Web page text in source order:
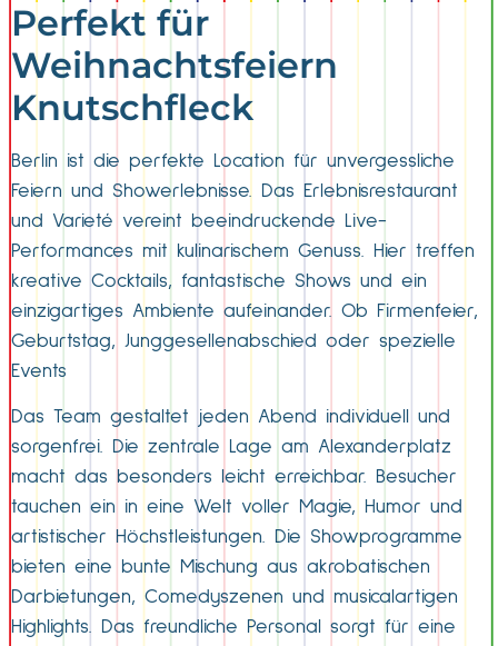
Perfekt für
Weihnachtsfeiern
Knutschfleck
Berlin ist die perfekte Location für unvergessliche
Feiern und Showerlebnisse. Das Erlebnisrestaurant
und Varieté vereint beeindruckende Live-
Performances mit kulinarischem Genuss. Hier treffen
kreative Cocktails, fantastische Shows und ein
einzigartiges Ambiente aufeinander. Ob Firmenfeier,
Geburtstag, Junggesellenabschied oder spezielle
Events
Das Team gestaltet jeden Abend individuell und
sorgenfrei. Die zentrale Lage am Alexanderplatz
macht das besonders leicht erreichbar. Besucher
tauchen ein in eine Welt voller Magie, Humor und
artistischer Höchstleistungen. Die Showprogramme
bieten eine bunte Mischung aus akrobatischen
Darbietungen, Comedyszenen und musicalartigen
Highlights. Das freundliche Personal sorgt für eine